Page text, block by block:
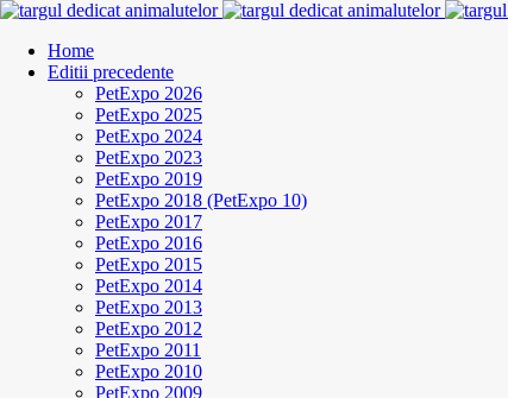
Home
Editii precedente
PetExpo 2026
PetExpo 2025
PetExpo 2024
PetExpo 2023
PetExpo 2019
PetExpo 2018 (PetExpo 10)
PetExpo 2017
PetExpo 2016
PetExpo 2015
PetExpo 2014
PetExpo 2013
PetExpo 2012
PetExpo 2011
PetExpo 2010
PetExpo 2009